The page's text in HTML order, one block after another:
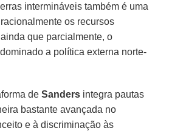
intermináveis também é uma
os recursos
que parcialmente, o
a política externa norte-
deSanders integra pautas
bastante avançada no
e à discriminação às